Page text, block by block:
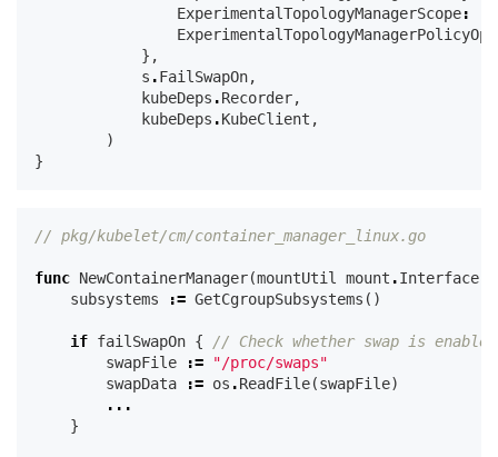
ExperimentalTopologyManagerScope:
},
s .FailSwapOn,
kubeDeps .Recorder,
kubeDeps .KubeClient ,
)
}
// pkg/kubelet/cm/container_manager_linux.go
func NewContainerManager(mountUtil mount .Interface
subsystems
:= GetCgroupSubsystems ()
if failSwapOn {
// Check whether swap is
swapFile
:=
"/proc/swaps"
swapData
:= os .ReadFile(swapFile)
...
}